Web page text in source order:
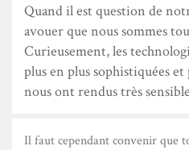
Quand il est question de
avouer que nous sommes
Curieusement, les
plus en plus sophistiquées
nous ont rendus très
Il faut cependant convenir que